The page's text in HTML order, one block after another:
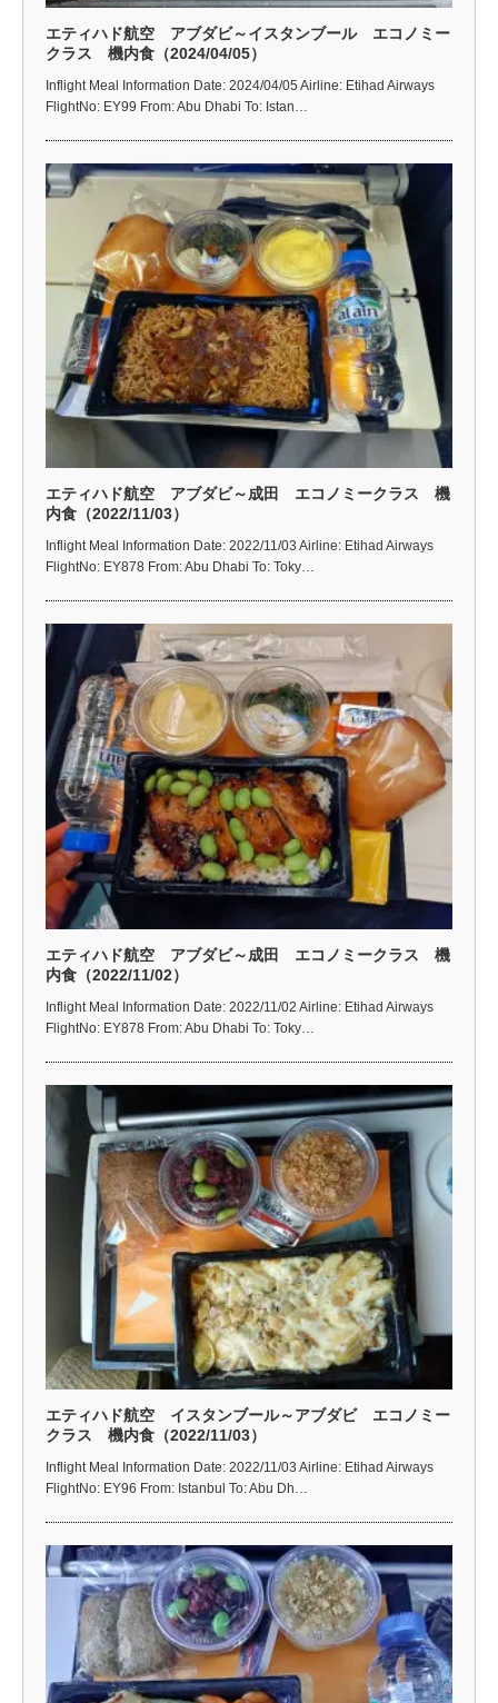
エティハド航空 アブダビ～イスタンブール エコノミー
クラス 機内食（2024/04/05）
Inflight Meal Information Date: 2024/04/05 Airline: Etihad Airways
FlightNo: EY99 From: Abu Dhabi To: Istan…
エティハド航空 アブダビ～成田 エコノミークラス 機
内食（2022/11/03）
Inflight Meal Information Date: 2022/11/03 Airline: Etihad Airways
FlightNo: EY878 From: Abu Dhabi To: Toky…
エティハド航空 アブダビ～成田 エコノミークラス 機
内食（2022/11/02）
Inflight Meal Information Date: 2022/11/02 Airline: Etihad Airways
FlightNo: EY878 From: Abu Dhabi To: Toky…
エティハド航空 イスタンブール～アブダビ エコノミー
クラス 機内食（2022/11/03）
Inflight Meal Information Date: 2022/11/03 Airline: Etihad Airways
FlightNo: EY96 From: Istanbul To: Abu Dh…